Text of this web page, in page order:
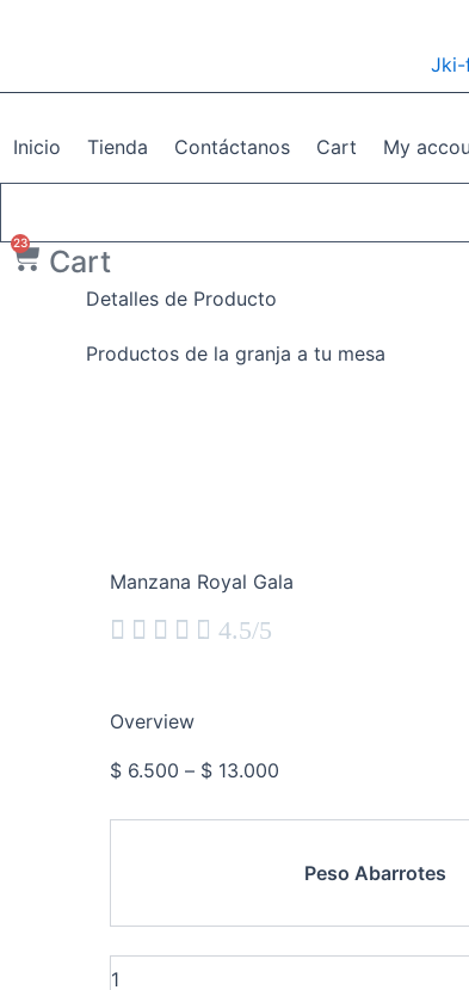
Jki-
Inicio Tienda Contáctanos Cart My
23
Cart
Detalles de Producto
Productos de la granja a tu mesa
Manzana Royal Gala
     4.5/5
Overview
$ 6.500 – $ 13.000
Peso Abarrotes